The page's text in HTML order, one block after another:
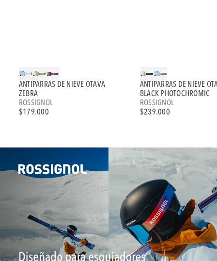
ANTIPARRAS DE NIEVE OTAVA
ZEBRA
ROSSIGNOL
$179.000
ANTIPARRAS DE NIEVE
BLACK PHOTOCHROMIC
ROSSIGNOL
$239.000